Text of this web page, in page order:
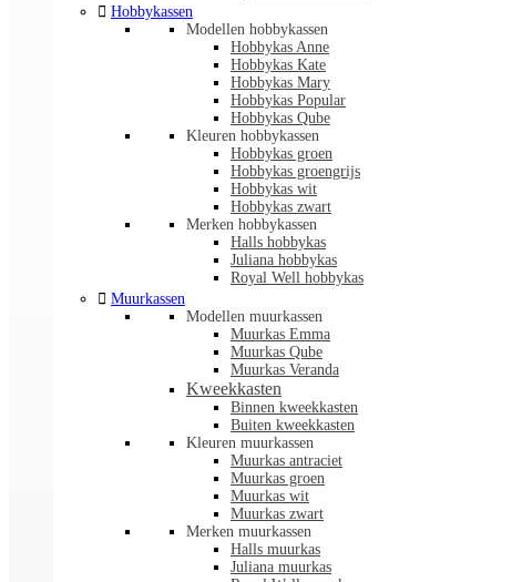
 Hobbykassen
Modellen hobbykassen
Hobbykas Anne
Hobbykas Kate
Hobbykas Mary
Hobbykas Popular
Hobbykas Qube
Kleuren hobbykassen
Hobbykas groen
Hobbykas groengrijs
Hobbykas wit
Hobbykas zwart
Merken hobbykassen
Halls hobbykas
Juliana hobbykas
Royal Well hobbykas
 Muurkassen
Modellen muurkassen
Muurkas Emma
Muurkas Qube
Muurkas Veranda
Kweekkasten
Binnen kweekkasten
Buiten kweekkasten
Kleuren muurkassen
Muurkas antraciet
Muurkas groen
Muurkas wit
Muurkas zwart
Merken muurkassen
Halls muurkas
Juliana muurkas